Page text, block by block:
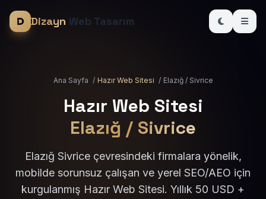
Dizayn Web Tasarım
Ana Sayfa / Hazır Web Sitesi / Elazığ / Sivrice
Hazır Web Sitesi
Elazığ / Sivrice
Elazığ Sivrice çevresindeki firmalara yönelik,
mobilde sorunsuz çalışan ve yerel SEO/AEO için
kurgulanmış Hazır Web Sitesi. Yıllık 50 USD +